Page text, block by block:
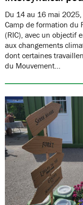
Du 14 au 16 mai
Camp de formation du
(RIC), avec un objectif
aux changements
dont certaines
du Mouvement…